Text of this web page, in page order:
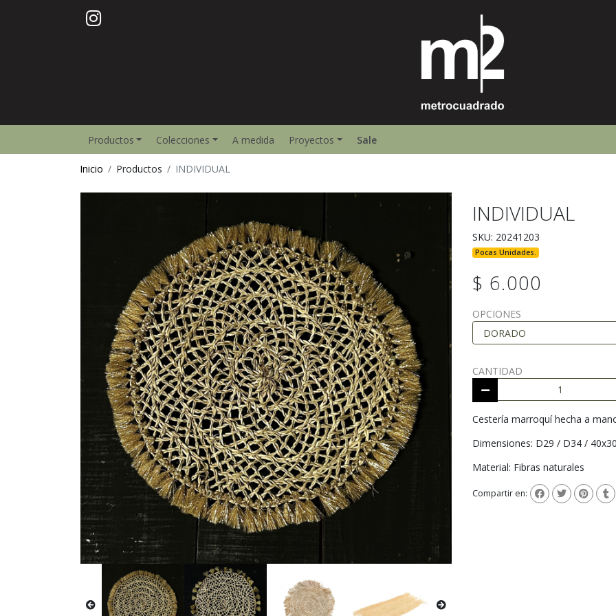
Productos Colecciones A medida Proyectos Sale
Inicio Productos INDIVIDUAL
INDIVIDUAL
SKU: 20241203
Pocas Unidades.
$ 6.000
OPCIONES
CANTIDAD
Cestería marroquí hecha a
Dimensiones: D29 / D34 /
Material: Fibras naturales
Compartir en: